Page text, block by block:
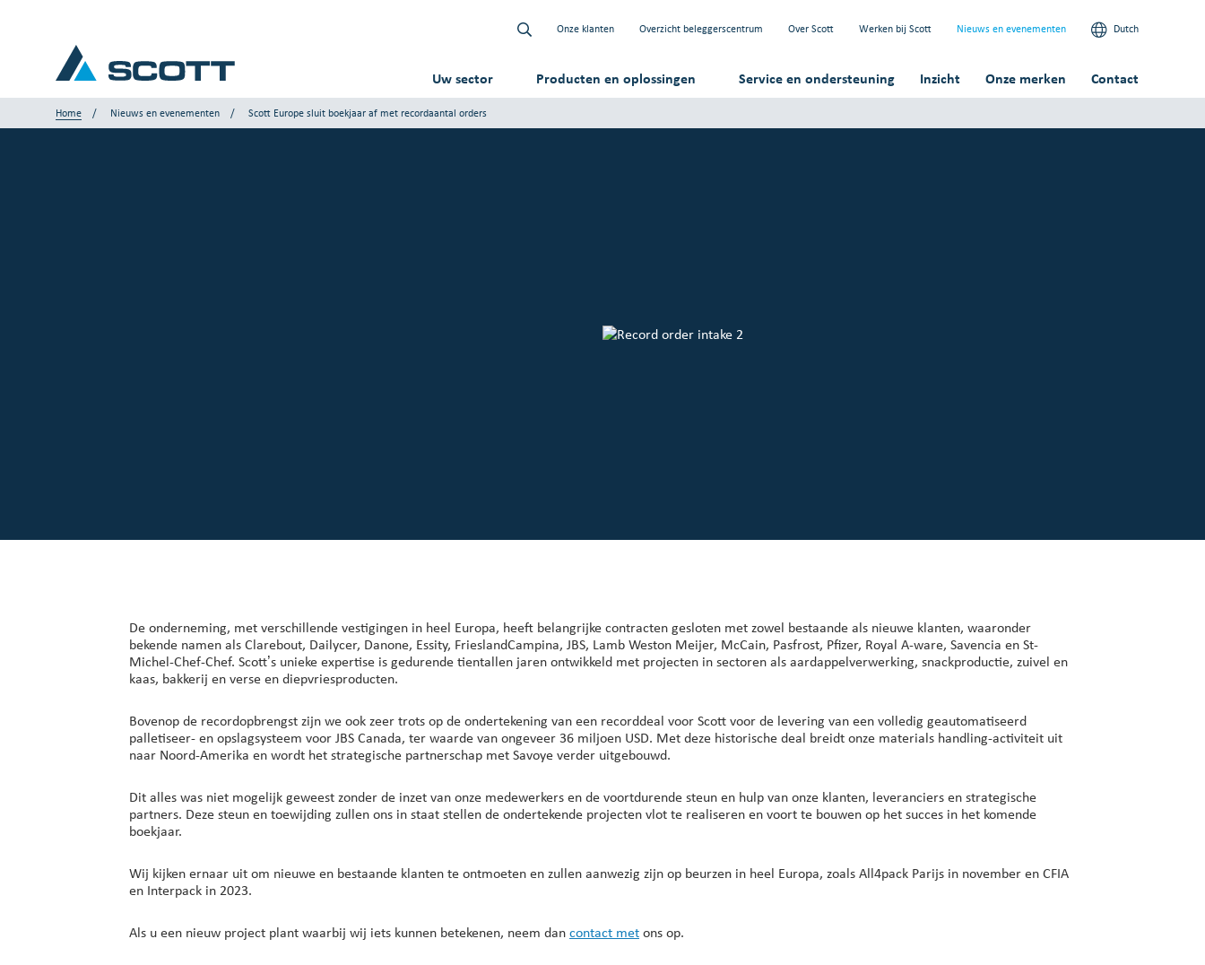
Onze klanten Overzicht beleggerscentrum Over Scott Werken bij Scott Nieuws en evenementen Dutch
Uw sector Producten en oplossingen Service en ondersteuning Inzicht Onze merken Contact
Home Nieuws en evenementen Scott Europe sluit boekjaar af met recordaantal orders
De onderneming, met verschillende vestigingen in heel Europa, heeft belangrijke contracten gesloten met zowel bestaande als nieuwe klanten, waaronder
bekende namen als Clarebout, Dailycer, Danone, Essity, FrieslandCampina, JBS, Lamb Weston Meijer, McCain, Pasfrost, Pfizer, Royal A-ware, Savencia en St-
Michel-Chef-Chef. Scott’s unieke expertise is gedurende tientallen jaren ontwikkeld met projecten in sectoren als aardappelverwerking, snackproductie, zuivel en
kaas, bakkerij en verse en diepvriesproducten.
Bovenop de recordopbrengst zijn we ook zeer trots op de ondertekening van een recorddeal voor Scott voor de levering van een volledig geautomatiseerd
palletiseer- en opslagsysteem voor JBS Canada, ter waarde van ongeveer 36 miljoen USD. Met deze historische deal breidt onze materials handling-activiteit uit
naar Noord-Amerika en wordt het strategische partnerschap met Savoye verder uitgebouwd.
Dit alles was niet mogelijk geweest zonder de inzet van onze medewerkers en de voortdurende steun en hulp van onze klanten, leveranciers en strategische
partners. Deze steun en toewijding zullen ons in staat stellen de ondertekende projecten vlot te realiseren en voort te bouwen op het succes in het komende
boekjaar.
Wij kijken ernaar uit om nieuwe en bestaande klanten te ontmoeten en zullen aanwezig zijn op beurzen in heel Europa, zoals All4pack Parijs in november en CFIA
en Interpack in 2023.
Als u een nieuw project plant waarbij wij iets kunnen betekenen, neem dan contact met ons op.